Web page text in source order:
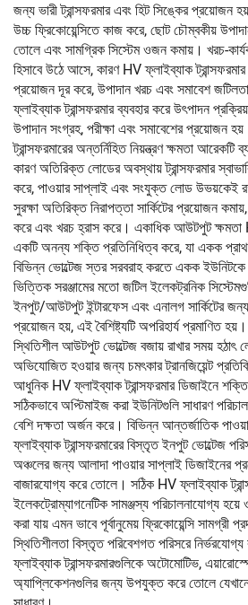
জন্য ভারী ট্রান্সফরমার এবং হিট সিঙ্কের প্রয়োজন
উচ্চ ফ্রিকোয়েন্সিতে কাজ করে, ছোট চৌম্বকীয়
তোলে এবং সামগ্রিক সিস্টেম ওজন কমায়। খরচ-
হিসাবে উঠে আসে, কারণ HV ফ্লাইব্যাক
প্রয়োজন দূর করে, উপাদান খরচ এবং সমাবেশ
ফ্লাইব্যাক ট্রান্সফরমার ব্যবহার করে উৎপাদন
উপাদান সংগ্রহ, পরীক্ষা এবং সমাবেশের প্রয়োজন
ট্রান্সফরমারের অন্তর্নিহিত নিয়ন্ত্রণ ক্ষমতা আরেকটি
কারণ অতিরিক্ত লোডের অবস্থায় ট্রান্সফরমার
করে, পাওয়ার সাপ্লাই এবং সংযুক্ত লোড উভয়কেই
সুরক্ষা অতিরিক্ত নিরাপত্তা সার্কিটের প্রয়োজন
করে এবং খরচ হ্রাস করে। একাধিক আউটপুট ক্ষমতা
একটি অনন্য শক্তি প্রতিনিধিত্ব করে, যা একক
বিভিন্ন ভোল্টেজ স্তর সরবরাহ করতে একক
ভিত্তিক সরঞ্জামের মতো জটিল ইলেকট্রনিক
ইনপুট/আউটপুট ইন্টারফেস এবং এনালগ সার্কিটের
প্রয়োজন হয়, এই বৈশিষ্ট্যটি অপরিহার্য প্রমাণিত
স্থিতিশীল আউটপুট ভোল্টেজ বজায় রাখার সময় হঠাৎ
অভিযোজিত হওয়ার জন্য চমৎকার ট্রানজিয়েন্ট
আধুনিক HV ফ্লাইব্যাক ট্রান্সফরমার ডিজাইনে
সঠিকভাবে অপ্টিমাইজ করা ইউনিটগুলি সাধারণ
বেশি দক্ষতা অর্জন করে। বিভিন্ন আন্তর্জাতিক
ফ্লাইব্যাক ট্রান্সফরমারের বিস্তৃত ইনপুট ভোল্টেজ
অঞ্চলের জন্য আলাদা পাওয়ার সাপ্লাই ডিজাইনের
বাজারযোগ্য করে তোলে। সঠিক HV ফ্লাইব্যাক
ইলেকট্রোম্যাগনেটিক সামঞ্জস্য পরিচালনাযোগ্য হয়ে
করা যায় এমন ভাবে পূর্বানুমেয় ফ্রিকোয়েন্সি সামগ্রী
স্থিতিশীলতা বিস্তৃত পরিবেশগত পরিসরে নির্ভরযোগ্য
ফ্লাইব্যাক ট্রান্সফরমারগুলিকে অটোমোটিভ,
অ্যাপ্লিকেশনগুলির জন্য উপযুক্ত করে তোলে যেখানে